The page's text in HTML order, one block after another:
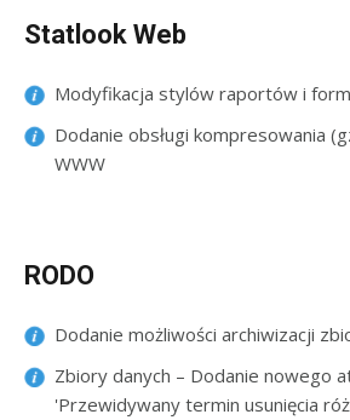
Statlook Web
Modyfikacja stylów raportów i
Dodanie obsługi kompresowania
WWW
RODO
Dodanie możliwości archiwizacji
Zbiory danych – Dodanie nowego
'Przewidywany termin usunięcia